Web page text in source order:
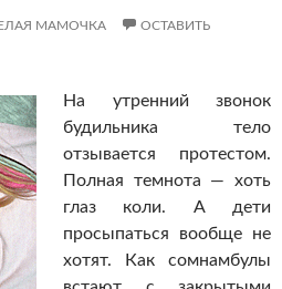
МАМОЧКА
ОСТАВИТЬ
На утренний звонок
будильника тело
отзывается протестом.
Полная темнота — хоть
глаз коли. А дети
просыпаться вообще не
хотят. Как сомнамбулы